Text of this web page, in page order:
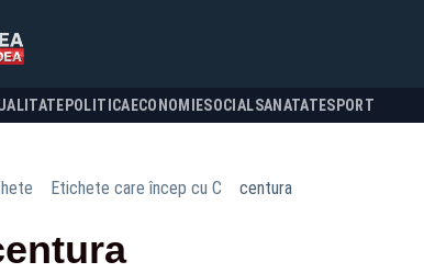
POLITICA ECONOMIESOCIALSANATATESPORT
Etichete care încep cu C centura